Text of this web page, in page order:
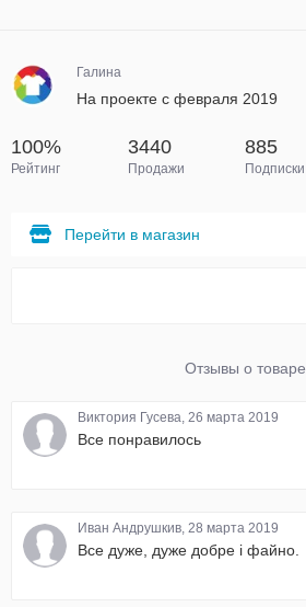
Галина
На проекте с февраля 2019
100%
Рейтинг
3440
Продажи
885
Подписки
Перейти в магазин
Отзывы о товаре
Виктория Гусева, 26 марта 2019
Все понравилось
Иван Андрушкив, 28 марта 2019
Все дуже, дуже добре і файно.